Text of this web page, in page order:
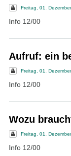
Freitag, 01.
Info 12/00
Aufruf: ein
Freitag, 01.
Info 12/00
Wozu
Freitag, 01.
Info 12/00